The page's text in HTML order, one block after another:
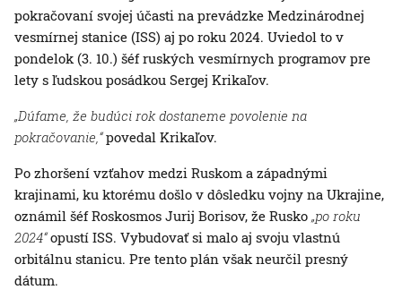
pokračovaní svojej účasti na prevádzke Medzinárodnej
vesmírnej stanice (ISS) aj po roku 2024. Uviedol to v
pondelok (3. 10.) šéf ruských vesmírnych programov pre
lety s ľudskou posádkou Sergej Krikaľov.
„Dúfame, že budúci rok dostaneme povolenie na
pokračovanie,“povedal Krikaľov.
Po zhoršení vzťahov medzi Ruskom a západnými
krajinami, ku ktorému došlo v dôsledku vojny na Ukrajine,
oznámil šéf Roskosmos Jurij Borisov, že Rusko „po roku
2024“opustí ISS. Vybudovať si malo aj svoju vlastnú
orbitálnu stanicu. Pre tento plán však neurčil presný
dátum.